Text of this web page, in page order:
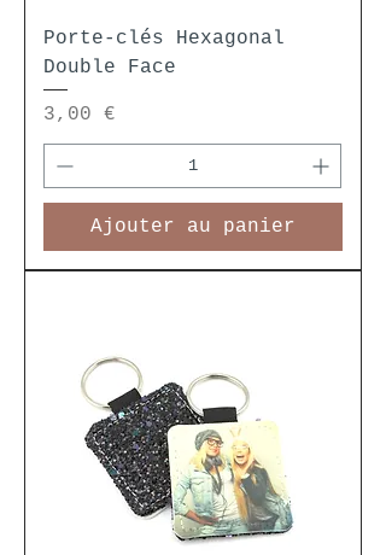
Porte-clés Hexagonal
Double Face
Prix
3,00 €
Ajouter au panier